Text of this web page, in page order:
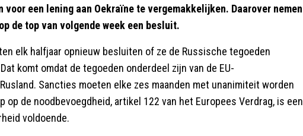
voor een lening aan Oekraïne te vergemakkelijken. Daarover nemen
de top van volgende week een besluit.
elk halfjaar opnieuw besluiten of ze de Russische tegoeden
komt omdat de tegoeden onderdeel zijn van de EU-
Sancties moeten elke zes maanden met unanimiteit worden
op de noodbevoegdheid, artikel 122 van het Europees Verdrag, is een
voldoende.